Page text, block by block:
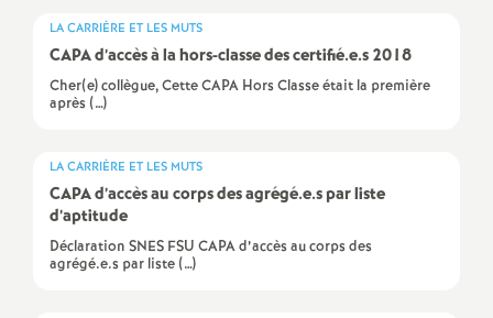
S
e
o
n
LA CARRIÈRE ET LES MUTS
CAPAd’accès à la hors-classe des certifié.e.s 2018
Cher(e) collègue, Cette CAPA Hors Classe était la première
après (…)
LA CARRIÈRE ET LES MUTS
CAPAd’accès au corps des agrégé.e.s par liste
d’aptitude
Déclaration SNES FSU CAPA d’accès au corps des
agrégé.e.s par liste (…)